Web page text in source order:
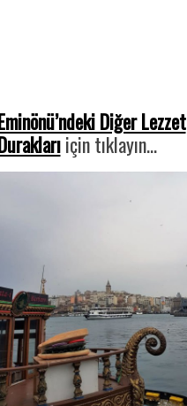
Diğer Lezzet
için tıklayın…